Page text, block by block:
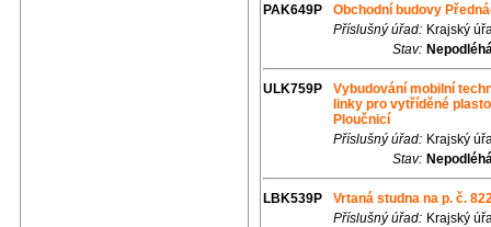
PAK649P
Obchodní budovy
Příslušný úřad: Krajský
Stav:
ULK759P
Vybudování mobilní
linky pro vytříděné
Ploučnicí
Příslušný úřad: Krajský
Stav:
LBK539P
Vrtaná studna na p. č.
Příslušný úřad: Krajský